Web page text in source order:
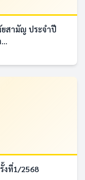
สามัญ ประจำปี
งที่1/2568